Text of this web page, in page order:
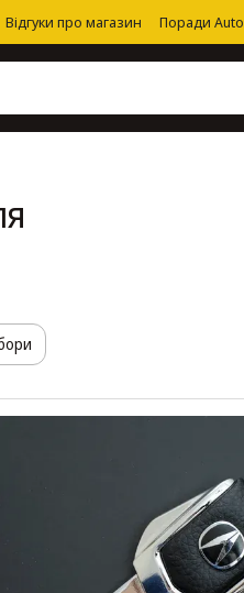
Відгуки про магазин
Поради